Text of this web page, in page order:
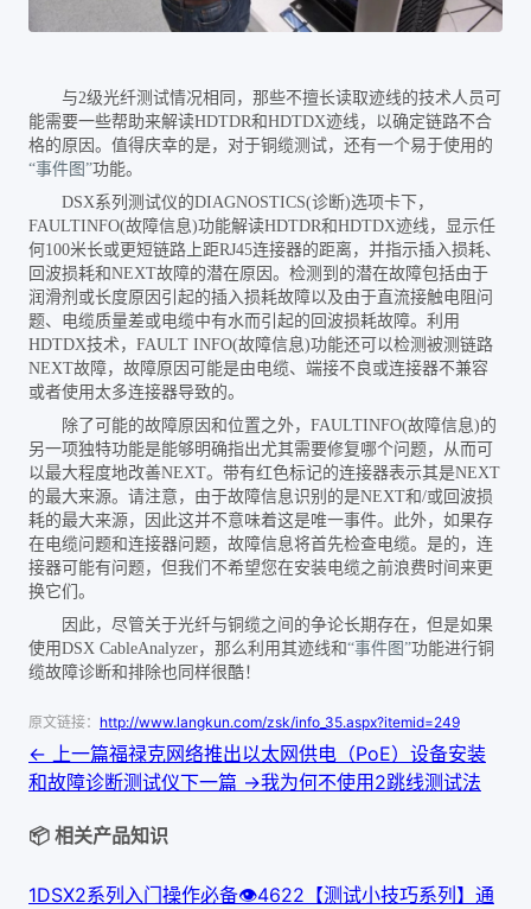
与2级光纤测试情况相同，那些不擅长读取迹线的技术人员可
能需要一些帮助来解读HDTDR和HDTDX迹线，以确定链路不合
格的原因。值得庆幸的是，对于铜缆测试，还有一个易于使用的
“事件图”功能。
DSX系列测试仪的DIAGNOSTICS(诊断)选项卡下，
FAULTINFO(故障信息)功能解读HDTDR和HDTDX迹线，显示任
何100米长或更短链路上距RJ45连接器的距离，并指示插入损耗、
回波损耗和NEXT故障的潜在原因。检测到的潜在故障包括由于
润滑剂或长度原因引起的插入损耗故障以及由于直流接触电阻问
题、电缆质量差或电缆中有水而引起的回波损耗故障。利用
HDTDX技术，FAULT INFO(故障信息)功能还可以检测被测链路
NEXT故障，故障原因可能是由电缆、端接不良或连接器不兼容
或者使用太多连接器导致的。
除了可能的故障原因和位置之外， FAULTINFO(故障信息)的
另一项独特功能是能够明确指出尤其需要修复哪个问题，从而可
以最大程度地改善NEXT。带有红色标记的连接器表示其是NEXT
的最大来源。请注意，由于故障信息识别的是NEXT和/或回波损
耗的最大来源，因此这并不意味着这是唯一事件。此外，如果存
在电缆问题和连接器问题，故障信息将首先检查电缆。是的，连
接器可能有问题，但我们不希望您在安装电缆之前浪费时间来更
换它们。
因此，尽管关于光纤与铜缆之间的争论长期存在，但是如果
使用DSX CableAnalyzer，那么利用其迹线和“事件图”功能进行铜
缆故障诊断和排除也同样很酷！
原文链接： http://www.langkun.com/zsk/info_35.aspx?itemid=249
← 上一篇福禄克网络推出以太网供电（PoE）设备安装
和故障诊断测试仪下一篇 →我为何不使用2跳线测试法
📦 相关产品知识
1DSX2系列入门操作必备👁4622 【测试小技巧系列】通